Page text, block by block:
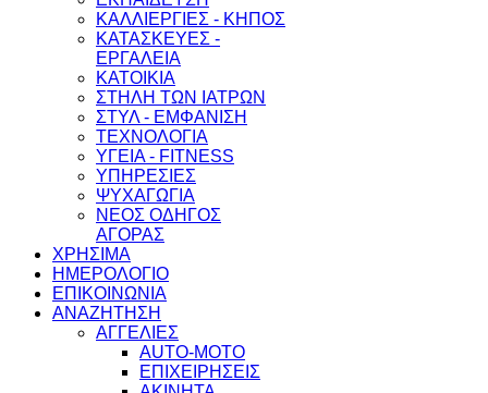
ΚΑΛΛΙΕΡΓΙΕΣ - ΚΗΠΟΣ
ΚΑΤΑΣΚΕΥΕΣ -
ΕΡΓΑΛΕΙΑ
ΚΑΤΟΙΚΙΑ
ΣΤΗΛΗ ΤΩΝ ΙΑΤΡΩΝ
ΣΤΥΛ - ΕΜΦΑΝΙΣΗ
ΤΕΧΝΟΛΟΓΙΑ
ΥΓΕΙΑ - FITNESS
ΥΠΗΡΕΣΙΕΣ
ΨΥΧΑΓΩΓΙΑ
ΝΕΟΣ ΟΔΗΓΟΣ
ΑΓΟΡΑΣ
ΧΡΗΣΙΜΑ
ΗΜΕΡΟΛΟΓΙΟ
ΕΠΙΚΟΙΝΩΝΙΑ
ΑΝΑΖΗΤΗΣΗ
ΑΓΓΕΛΙΕΣ
AUTO-MOTO
ΕΠΙΧΕΙΡΗΣΕΙΣ